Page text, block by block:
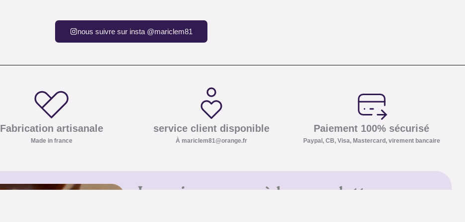
nous suivre sur insta @mariclem81
Fabrication artisanale
Made in france
service client disponible
À mariclem81@orange.fr
Paiement 100% sécurisé
Paypal, CB, Visa, Mastercard, virement bancaire
Inscrivez-vous à la newsletter